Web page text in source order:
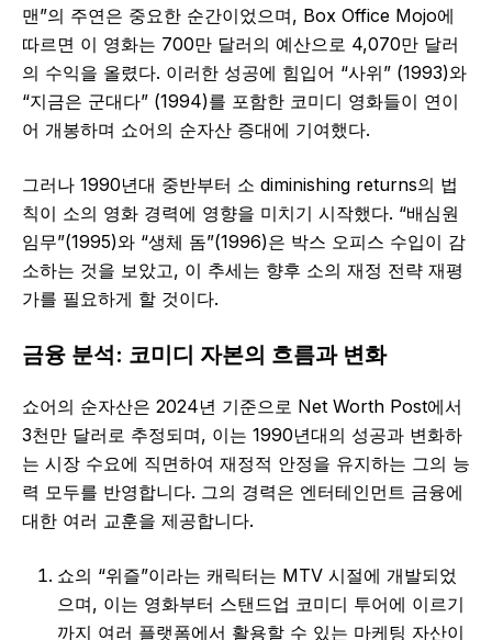
맨”의 주연은 중요한 순간이었으며, Box Office Mojo에
따르면 이 영화는 700만 달러의 예산으로 4,070만 달러
의 수익을 올렸다. 이러한 성공에 힘입어 “사위” (1993)와
“지금은 군대다” (1994)를 포함한 코미디 영화들이 연이
어 개봉하며 쇼어의 순자산 증대에 기여했다.
그러나 1990년대 중반부터 소 diminishing returns의 법
칙이 소의 영화 경력에 영향을 미치기 시작했다. “배심원
임무”(1995)와 “생체 돔”(1996)은 박스 오피스 수입이 감
소하는 것을 보았고, 이 추세는 향후 소의 재정 전략 재평
가를 필요하게 할 것이다.
금융 분석: 코미디 자본의 흐름과 변화
쇼어의 순자산은 2024년 기준으로 Net Worth Post에서
3천만 달러로 추정되며, 이는 1990년대의 성공과 변화하
는 시장 수요에 직면하여 재정적 안정을 유지하는 그의 능
력 모두를 반영합니다. 그의 경력은 엔터테인먼트 금융에
대한 여러 교훈을 제공합니다.
쇼의 “위즐”이라는 캐릭터는 MTV 시절에 개발되었
으며, 이는 영화부터 스탠드업 코미디 투어에 이르기
까지 여러 플랫폼에서 활용할 수 있는 마케팅 자산이